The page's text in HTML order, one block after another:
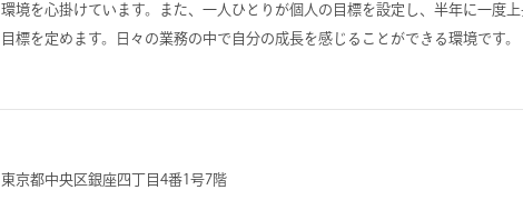
環境を心掛けています。また、一人ひとりが個人の目標を設定し、半年に一度
目標を定めます。日々の業務の中で自分の成長を感じることができる環境です。
東京都中央区銀座四丁目4番1号7階